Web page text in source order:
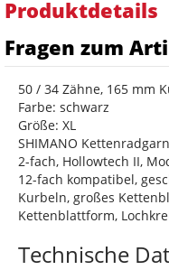
Produktdetails
Fragen zum
50 / 34 Zähne, 165 mm
Farbe: schwarz
Größe: XL
SHIMANO
2-fach, Hollowtech II,
12-fach kompatibel,
Kurbeln, großes
Kettenblattform,
Technische